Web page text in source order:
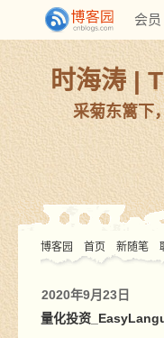
会员
时海涛 |
采菊东篱下
博客园 首页 新随笔
2020年9月23日
量化投资